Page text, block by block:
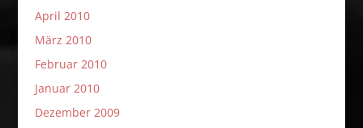
April 2010
März 2010
Februar 2010
Januar 2010
Dezember 2009